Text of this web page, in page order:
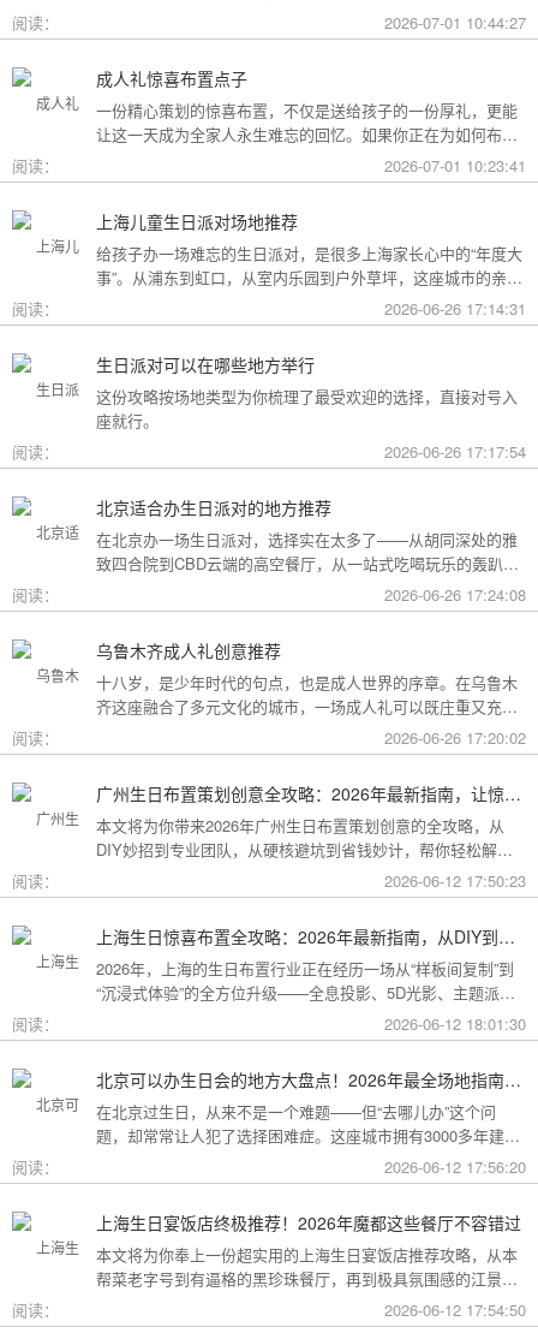
用构成参考，你可以看看哪种更贴合自己的情况。
阅读： 2026-07-01 10:44:27
成人礼惊喜布置点子
一份精心策划的惊喜布置，不仅是送给孩子的一份厚礼，更能
让这一天成为全家人永生难忘的回忆。如果你正在为如何布置
而头疼，不妨收下这份成人礼惊喜布置全攻略，从主题风格到
细节创意，帮你打造一场仪式感爆棚的成年盛典。
阅读： 2026-07-01 10:23:41
上海儿童生日派对场地推荐
给孩子办一场难忘的生日派对，是很多上海家长心中的“年度大
事”。从浦东到虹口，从室内乐园到户外草坪，这座城市的亲子
友好型场地选择越来越丰富。不过场地多了，选择也成了难
题。这份攻略按类型为你盘点了上海热门的儿童生日派对场
阅读： 2026-06-26 17:14:31
生日派对可以在哪些地方举行
这份攻略按场地类型为你梳理了最受欢迎的选择，直接对号入
座就行。
阅读：
2026-06-26 17:17:54
北京适合办生日派对的地方推荐
在北京办一场生日派对，选择实在太多了——从胡同深处的雅
致四合院到CBD云端的高空餐厅，从一站式吃喝玩乐的轰趴别
墅到充满野趣的京郊草坪。为了让你快速找到最心仪的那一
个，我把不同类型的场地分好了类，直接对号入座就行。
阅读： 2026-06-26 17:24:08
乌鲁木齐成人礼创意推荐
十八岁，是少年时代的句点，也是成人世界的序章。在乌鲁木
齐这座融合了多元文化的城市，一场成人礼可以既庄重又充满
创意。这份攻略为你梳理了从传统仪式到现代派对的多种可
能，希望能帮你找到最独特的那一种。
阅读： 2026-06-26 17:20:02
广州生日布置策划创意全攻略：2026年最新指南，让惊喜成为最难忘的记忆
本文将为你带来2026年广州生日布置策划创意的全攻略，从
DIY妙招到专业团队，从硬核避坑到省钱妙计，帮你轻松解锁
阅读： 2026-06-12 17:50:23
上海生日惊喜布置全攻略：2026年最新指南，从DIY到专业策划一站搞定
2026年，上海的生日布置行业正在经历一场从“样板间复制”到
“沉浸式体验”的全方位升级——全息投影、5D光影、主题派对
套餐层出不穷。本文将为你带来上海生日惊喜布置的2026年最
新全攻略，从低成本DIY到高端定制，从惊喜创意到趋势解
阅读： 2026-06-12 18:01:30
北京可以办生日会的地方大盘点！2026年最全场地指南，总有一款适合你
在北京过生日，从来不是一个难题——但“去哪儿办”这个问
题，却常常让人犯了选择困难症。这座城市拥有3000多年建城
史，既有恢弘大气的皇家园林、典雅别致的胡同四合院，也有
摩登时尚的CBD高空餐厅、融合传统与现代的潮人打卡地。无
友圈的派对，还是带小朋友度过一个充满童趣的生日，这篇
2026年北京生日会场地全指南都能帮你找到答案！
阅读： 2026-06-12 17:56:20
上海生日宴饭店终极推荐！2026年魔都这些餐厅不容错过
本文将为你奉上一份超实用的上海生日宴饭店推荐攻略，从本
帮菜老字号到有逼格的黑珍珠餐厅，再到极具氛围感的江景私
房餐厅，全方位承包你的生日派对需求，相信一定能解决你的
挑选难题！
阅读： 2026-06-12 17:54:50